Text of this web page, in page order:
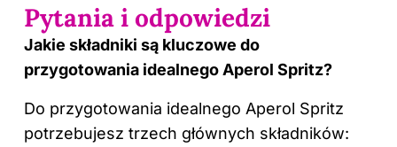
Pytania i odpowiedzi
Jakie składniki są kluczowe do
przygotowania idealnego Aperol Spritz?
Do przygotowania idealnego Aperol Spritz
potrzebujesz trzech głównych składników: